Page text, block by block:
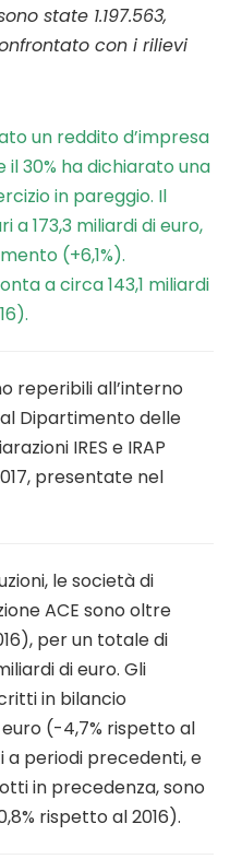
state 1.197.563,
con i rilievi
un reddito d’impresa
30% ha dichiarato una
in pareggio. Il
173,3 miliardi di euro,
(+6,1%).
a circa 143,1 miliardi
reperibili all’interno
Dipartimento delle
IRES e IRAP
presentate nel
le società di
ACE sono oltre
per un totale di
di euro. Gli
in bilancio
(-4,7% rispetto al
a periodi precedenti, e
in precedenza, sono
rispetto al 2016).